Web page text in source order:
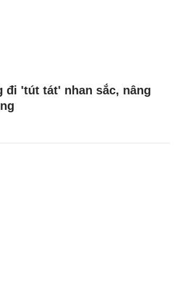
đi 'tút tát' nhan sắc, nâng